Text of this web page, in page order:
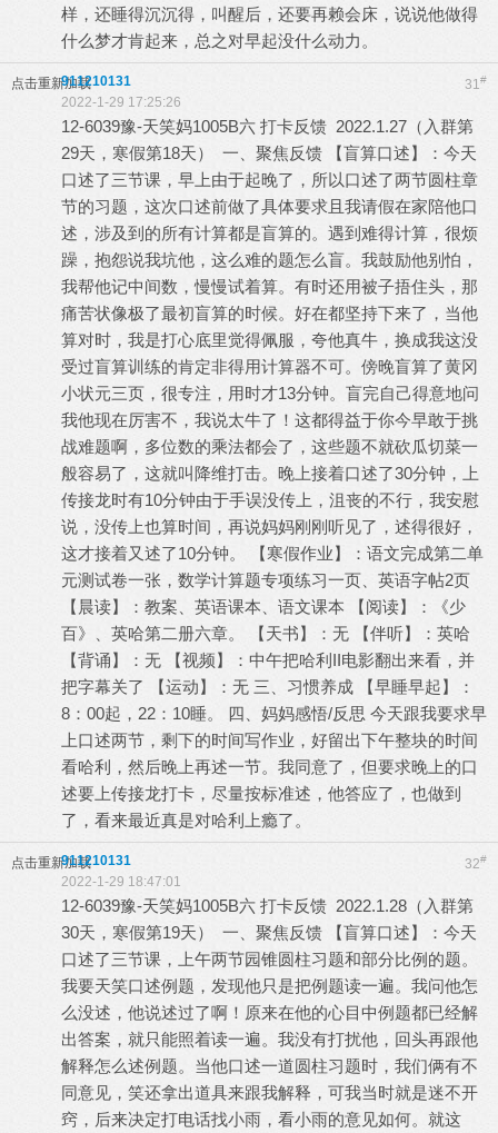
样，还睡得沉沉得，叫醒后，还要再赖会床，说说他做得
什么梦才肯起来，总之对早起没什么动力。
点击重新加载 31#
911210131
2022-1-29 17:25:26
12-6039豫-天笑妈1005B六 打卡反馈 2022.1.27（入群第
29天，寒假第18天） 一、聚焦反馈 【盲算口述】：今天
口述了三节课，早上由于起晚了，所以口述了两节圆柱章
节的习题，这次口述前做了具体要求且我请假在家陪他口
述，涉及到的所有计算都是盲算的。遇到难得计算，很烦
躁，抱怨说我坑他，这么难的题怎么盲。我鼓励他别怕，
我帮他记中间数，慢慢试着算。有时还用被子捂住头，那
痛苦状像极了最初盲算的时候。好在都坚持下来了，当他
算对时，我是打心底里觉得佩服，夸他真牛，换成我这没
受过盲算训练的肯定非得用计算器不可。傍晚盲算了黄冈
小状元三页，很专注，用时才13分钟。盲完自己得意地问
我他现在厉害不，我说太牛了！这都得益于你今早敢于挑
战难题啊，多位数的乘法都会了，这些题不就砍瓜切菜一
般容易了，这就叫降维打击。晚上接着口述了30分钟，上
传接龙时有10分钟由于手误没传上，沮丧的不行，我安慰
说，没传上也算时间，再说妈妈刚刚听见了，述得很好，
这才接着又述了10分钟。 【寒假作业】：语文完成第二单
元测试卷一张，数学计算题专项练习一页、英语字帖2页
【晨读】：教案、英语课本、语文课本 【阅读】：《少
百》、英哈第二册六章。 【天书】：无 【伴听】：英哈
【背诵】：无 【视频】：中午把哈利II电影翻出来看，并
把字幕关了 【运动】：无 三、习惯养成 【早睡早起】：
8：00起，22：10睡。 四、妈妈感悟/反思 今天跟我要求早
上口述两节，剩下的时间写作业，好留出下午整块的时间
看哈利，然后晚上再述一节。我同意了，但要求晚上的口
述要上传接龙打卡，尽量按标准述，他答应了，也做到
了，看来最近真是对哈利上瘾了。
点击重新加载 32#
911210131
2022-1-29 18:47:01
12-6039豫-天笑妈1005B六 打卡反馈 2022.1.28（入群第
30天，寒假第19天） 一、聚焦反馈 【盲算口述】：今天
口述了三节课，上午两节园锥圆柱习题和部分比例的题。
我要天笑口述例题，发现他只是把例题读一遍。我问他怎
么没述，他说述过了啊！原来在他的心目中例题都已经解
出答案，就只能照着读一遍。我没有打扰他，回头再跟他
解释怎么述例题。当他口述一道圆柱习题时，我们俩有不
同意见，笑还拿出道具来跟我解释，可我当时就是迷不开
窍，后来决定打电话找小雨，看小雨的意见如何。就这